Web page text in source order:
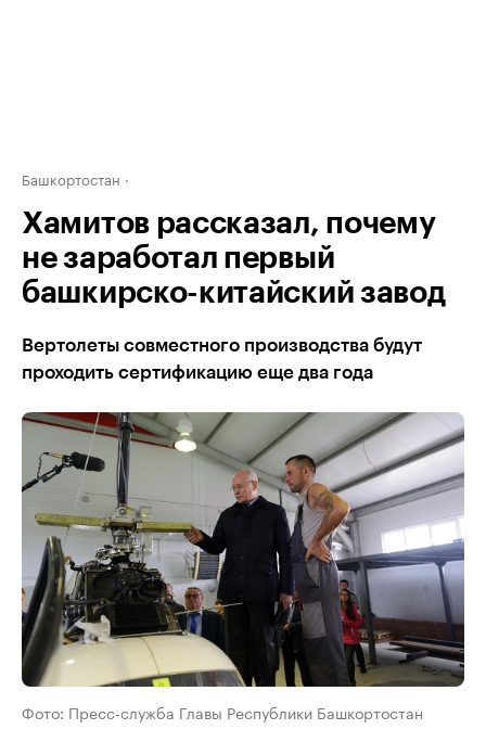
Башкортостан
Хамитов рассказал, почему
не заработал первый
башкирско-китайский завод
Вертолеты совместного производства будут
проходить сертификацию еще два года
Фото: Пресс-служба Главы Республики Башкортостан